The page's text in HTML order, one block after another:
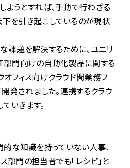
ようとすれば、手動で行わざる
を引き起こしているのが現状
課題を解決するために、ユニリ
部門向けの自動化製品に関する
オフィス向けクラウド間業務フ
発されました。連携するクラウ
いきます。
な知識を持っていない人事、
部門の担当者でも「レシピ」と